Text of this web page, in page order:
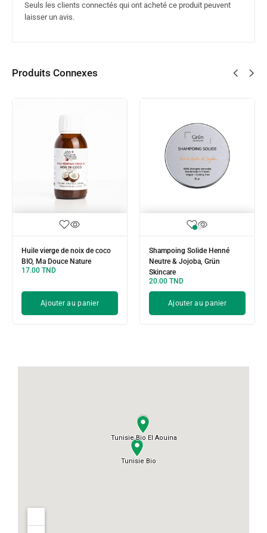
Seuls les clients connectés qui ont acheté ce produit peuvent
laisser un avis.
Produits Connexes
Huile vierge de noix de coco
BIO, Ma Douce Nature
17.00 TND
Ajouter au panier
Shampoing Solide Henné
Neutre & Jojoba, Grün
Skincare
20.00 TND
Ajouter au panier